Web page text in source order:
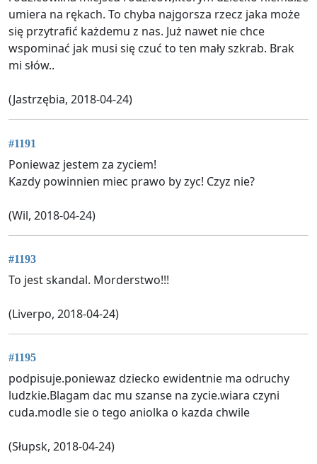
umiera na rękach. To chyba najgorsza rzecz jaka może
się przytrafić każdemu z nas. Już nawet nie chce
wspominać jak musi się czuć to ten mały szkrab. Brak
mi słów..
(Jastrzębia, 2018-04-24)
#1191
Poniewaz jestem za zyciem!
Kazdy powinnien miec prawo by zyc! Czyz nie?
(Wil, 2018-04-24)
#1193
To jest skandal. Morderstwo!!!
(Liverpo, 2018-04-24)
#1195
podpisuje.poniewaz dziecko ewidentnie ma odruchy
ludzkie.Blagam dac mu szanse na zycie.wiara czyni
cuda.modle sie o tego aniolka o kazda chwile
(Słupsk, 2018-04-24)